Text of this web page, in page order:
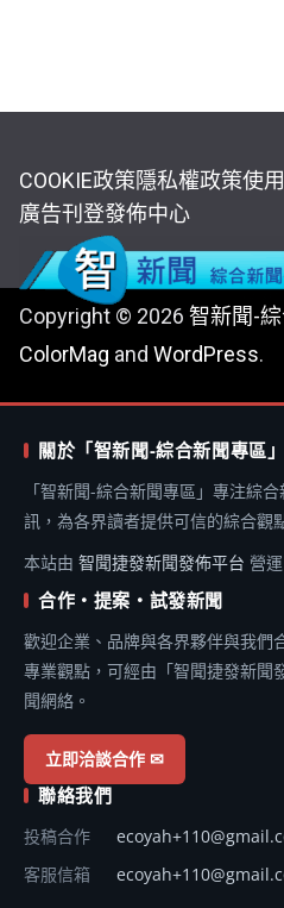
COOKIE政策隱私權政策使
廣告刊登發佈中心
Copyright © 2026 智新聞-
ColorMag and WordPress.
關於「智新聞-綜合新聞專區」
「智新聞-綜合新聞專區」專注綜
訊，為各界讀者提供可信的綜合觀
本站由 智聞捷發新聞發佈平台 營運
合作・提案・試發新聞
歡迎企業、品牌與各界夥伴與我們
專業觀點，可經由「智聞捷發新聞
聞網絡。
立即洽談合作 ✉
聯絡我們
投稿合作
客服信箱